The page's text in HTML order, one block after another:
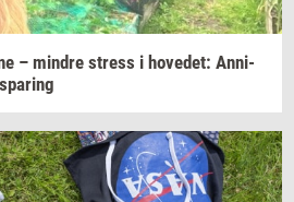
– min­dre stress i ho­ve­d­et: An­ni­